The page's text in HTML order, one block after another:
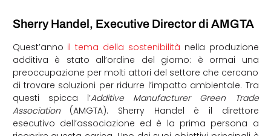
Sherry Handel, Executive Director di AMGTA
Quest’anno il tema della sostenibilità nella produzione
additiva è stato all’ordine del giorno: è ormai una
preoccupazione per molti attori del settore che cercano
di trovare soluzioni per ridurre l’impatto ambientale. Tra
questi spicca l’Additive Manufacturer Green Trade
Association(AMGTA). Sherry Handel è il direttore
esecutivo dell’associazione ed è la prima persona a